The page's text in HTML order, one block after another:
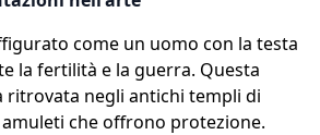
come un uomo con la testa
la fertilità e la guerra. Questa
ritrovata negli antichi templi di
che offrono protezione.